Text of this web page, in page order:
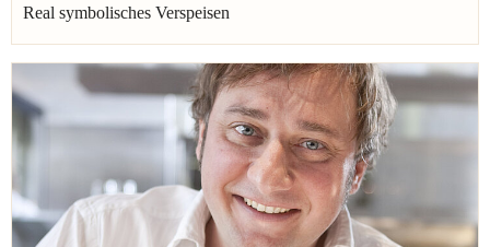
Real symbolisches Verspeisen